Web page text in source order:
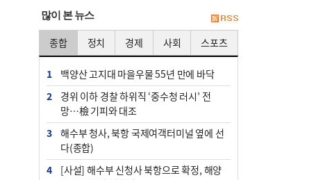
많이 본 뉴스
종합 정치 경제 사회 스포츠
1
백양산 고지대 마을우물 55년 만에 바닥
2
경위 이하 경찰 하위직 ‘중수청 러시’ 전
망…檢 기피와 대조
3
해수부 청사, 북항 국제여객터미널 옆에 선
다(종합)
4
[사설] 해수부 신청사 북항으로 확정, 해양